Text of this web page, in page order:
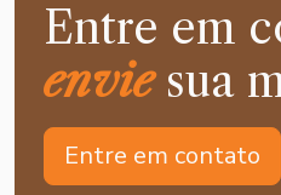
Entre em
enviesua
Entre em contato